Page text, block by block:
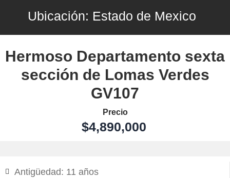
Ubicación: Estado de Mexico
Hermoso Departamento sexta
sección de Lomas Verdes
GV107
Precio
$4,890,000
Antigüedad: 11 años